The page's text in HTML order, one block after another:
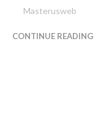
Masterusweb
CONTINUE READING